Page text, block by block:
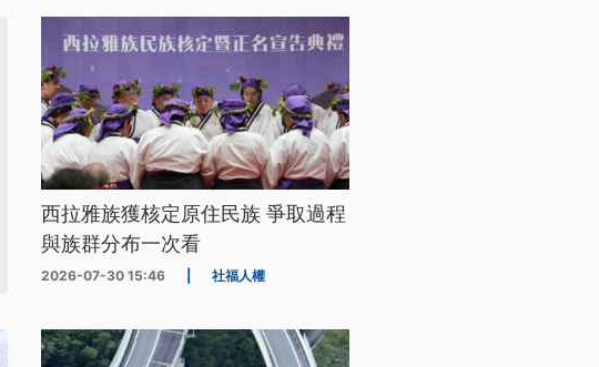
西拉雅族獲核定原住民族 爭取過程
與族群分布一次看
2026-07-30 15:46 社福人權